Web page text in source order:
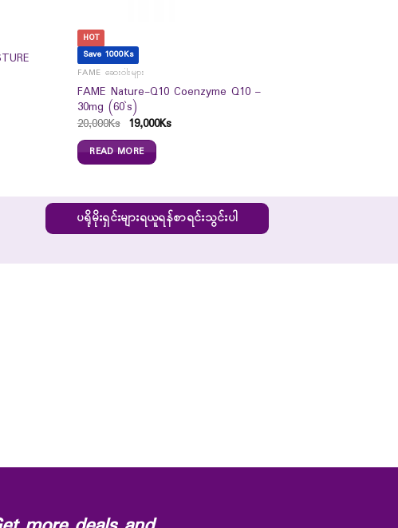
HOT
Save 1000Ks
FAME ဆေးဝါးများ
FAME Nature-Q10 Coenzyme Q10 –
30mg (60`s)
20,000Ks 19,000Ks
READ MORE
ပရိုမိုးရှင်းများရယူရန်စာရင်းသွင်းပါ